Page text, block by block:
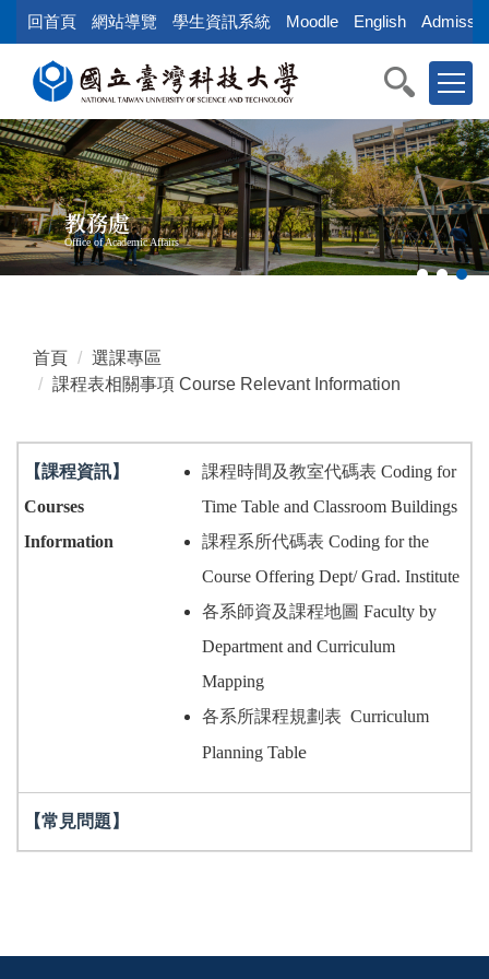
到
內
容
區
回首頁 網站導覽 學生資訊系統 Moodle English
教務處
Office of Academic Affairs
首頁
選課專區
課程表相關事項 Course Relevant Information
【課程資訊】
Courses
Information
課程時間及教室代碼表 Coding for
Time Table and Classroom Buildings
課程系所代碼表 Coding for the
Course Offering Dept/ Grad. Institute
各系師資及課程地圖 Faculty by
Department and Curriculum
Mapping
各系所課程規劃表 Curriculum
Planning Table
【常見問題】